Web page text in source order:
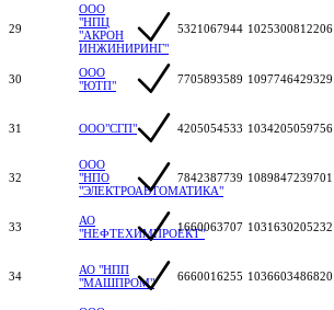
29
ООО
"НПЦ
"АКРОН
ИНЖИНИРИНГ"
5321067944 1025300812206
30
ООО
"ЮТП"
7705893589 1097746429329
31 ООО"СГП" 4205054533 1034205059756
32
ООО
"НПО
"ЭЛЕКТРОАВТОМАТИКА"
7842387739 1089847239701
33
АО
"НЕФТЕХИМПРОЕКТ"1660063707 1031630205232
34
АО "НПП
"МАШПРОМ"
6660016255 1036603486820